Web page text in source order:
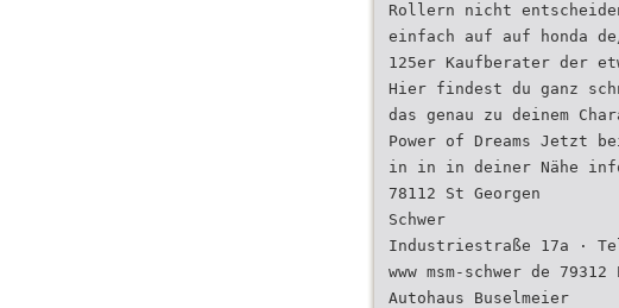
Rollern nicht
einfach auf auf honda
125er Kaufberater der
Hier findest du ganz
das genau zu deinem
Power of Dreams Jetzt
in in in deiner Nähe
78112 St Georgen
Schwer
Industriestraße 17a ·
www msm-schwer de 79312
Autohaus Buselmeier